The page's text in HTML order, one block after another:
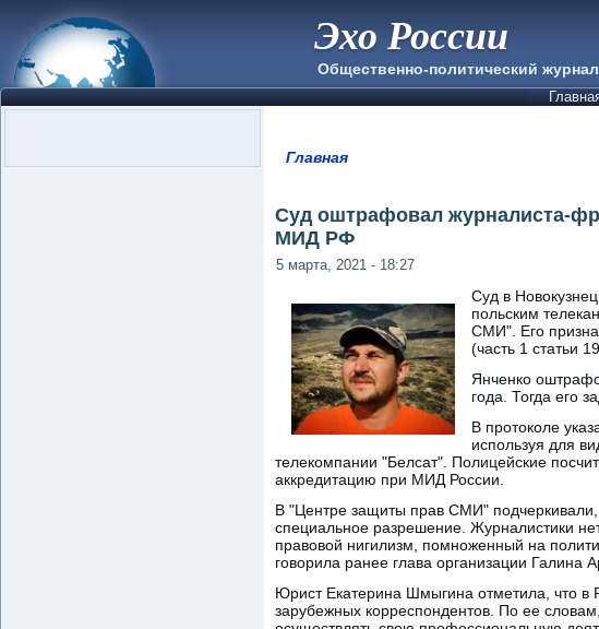
Эхо России
Общественно-политический журнал
Главная
Суд оштрафовал журналиста-
МИД РФ
5 марта, 2021 - 18:27
Суд в
польским
СМИ". Его
(часть 1 статьи
Янченко
года. Тогда его
В протоколе
используя для
телекомпании "Белсат". Полицейские
аккредитацию при МИД России.
В "Центре защиты прав СМИ" подчеркивали,
специальное разрешение. Журналистики
правовой нигилизм, помноженный на
говорила ранее глава организации Галина
Юрист Екатерина Шмыгина отметила, что в
зарубежных корреспондентов. По ее